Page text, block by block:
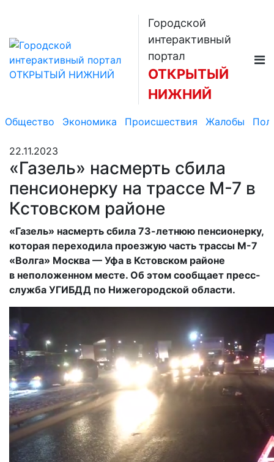
Городской
интерактивный
портал
ОТКРЫТЫЙ
НИЖНИЙ
Общество Экономика Происшествия Жалобы
22.11.2023
«Газель» насмерть сбила
пенсионерку на трассе М-7 в
Кстовском районе
«Газель» насмерть сбила 73-летнюю пенсионерку,
которая переходила проезжую часть трассы М-7
«Волга» Москва — Уфа в Кстовском районе
в неположенном месте. Об этом сообщает пресс-
служба УГИБДД по Нижегородской области.